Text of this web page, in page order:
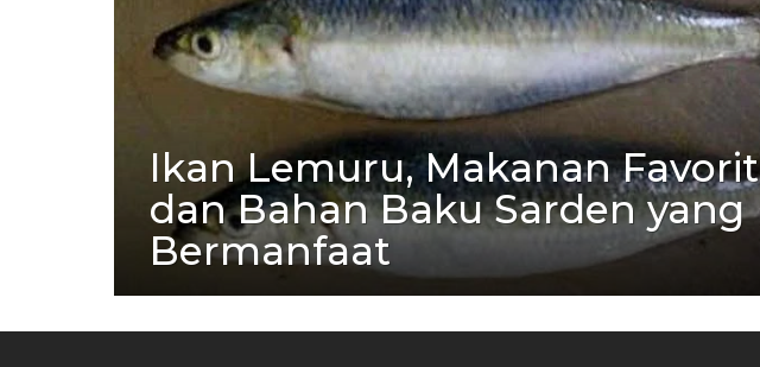
Ikan Lemuru, Makanan Favorit
dan Bahan Baku Sarden yang
Bermanfaat